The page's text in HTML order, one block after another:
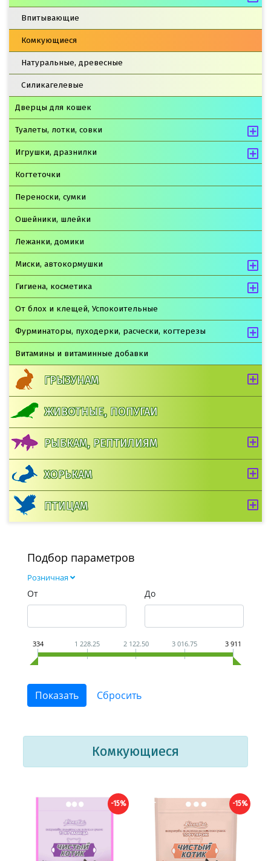
Впитывающие
Комкующиеся
Натуральные, древесные
Силикагелевые
Дверцы для кошек
Туалеты, лотки, совки
Игрушки, дразнилки
Когтеточки
Переноски, сумки
Ошейники, шлейки
Лежанки, домики
Миски, автокормушки
Гигиена, косметика
От блох и клещей, Успокоительные
Фурминаторы, пуходерки, расчески, когтерезы
Витамины и витаминные добавки
ГРЫЗУНАМ
ЖИВОТНЫЕ, ПОПУГАИ
РЫБКАМ, РЕПТИЛИЯМ
ХОРЬКАМ
ПТИЦАМ
Подбор параметров
Розничная
От До
334 1 228.25 2 122.50 3 016.75 3 911
Комкующиеся
-15% -15%